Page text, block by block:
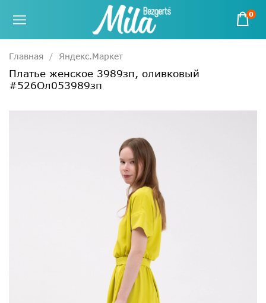
0
Главная Яндекс.Маркет
Платье женское 3989зп, оливковый
#526Ол053989зп